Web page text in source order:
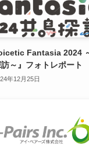
Fantasia 2024
～』フォトレポート
年12月25日